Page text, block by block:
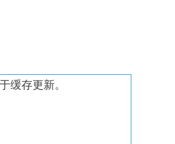
缓存更新。